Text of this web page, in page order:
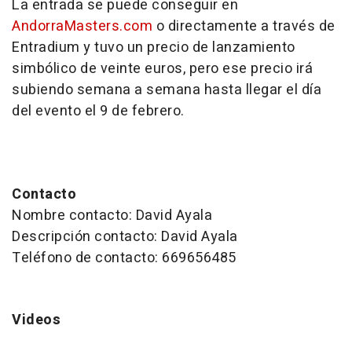
La entrada se puede conseguir en
AndorraMasters.com o directamente a través de
Entradium y tuvo un precio de lanzamiento
simbólico de veinte euros, pero ese precio irá
subiendo semana a semana hasta llegar el día
del evento el 9 de febrero.
Contacto
Nombre contacto: David Ayala
Descripción contacto: David Ayala
Teléfono de contacto: 669656485
Videos